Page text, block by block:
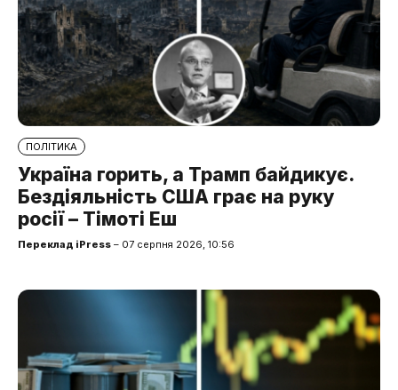
ПОЛІТИКА
Україна горить, а Трамп байдикує.
Бездіяльність США грає на руку
росії – Тімоті Еш
Переклад iPress – 07 серпня 2026, 10:56